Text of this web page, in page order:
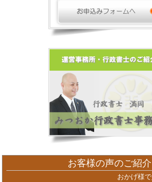
お客様の声のご紹介
おかげ様